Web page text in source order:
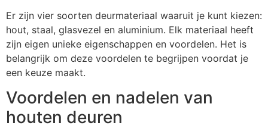
Er zijn vier soorten deurmateriaal waaruit je kunt kiezen:
hout, staal, glasvezel en aluminium. Elk materiaal heeft
zijn eigen unieke eigenschappen en voordelen. Het is
belangrijk om deze voordelen te begrijpen voordat je
een keuze maakt.
Voordelen en nadelen van
houten deuren